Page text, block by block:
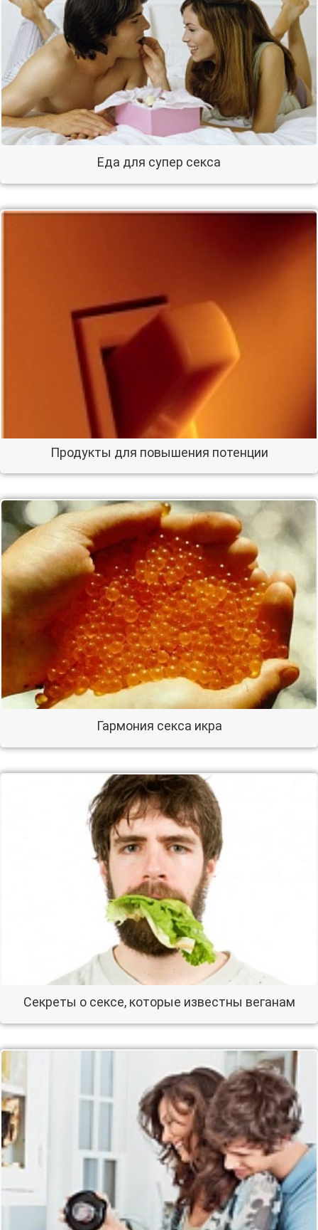
Еда для супер секса
Продукты для повышения потенции
Гармония секса икра
Секреты о сексе, которые известны веганам